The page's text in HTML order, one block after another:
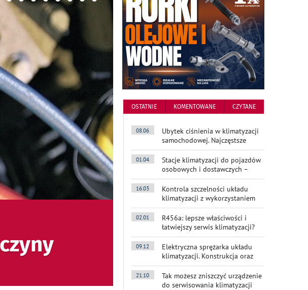
Stacje
osobowych i
regularny serwis
OSTATNIE KOMENTOWANE CZYTANE
08.06
Ubytek ciśnienia w klimatyzacji
samochodowej. Najczęstsze
01.04
Stacje klimatyzacji do pojazdów
osobowych i dostawczych –
16.03
Kontrola szczelności układu
klimatyzacji z wykorzystaniem
02.01
R456a: lepsze właściwości i
łatwiejszy serwis klimatyzacji?
09.12
Elektryczna sprężarka układu
klimatyzacji. Konstrukcja oraz
21.10
Tak możesz zniszczyć urządzenie
do serwisowania klimatyzacji